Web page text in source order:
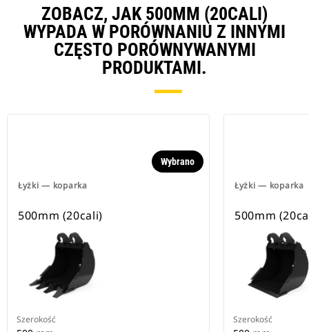
ZOBACZ, JAK 500MM (20CALI)
WYPADA W PORÓWNANIU Z INNYMI
CZĘSTO PORÓWNYWANYMI
PRODUKTAMI.
Łyżki — koparka
Wybrano
500mm (20cali)
Szerokość
Łyżki — koparka
500mm
Szerokość